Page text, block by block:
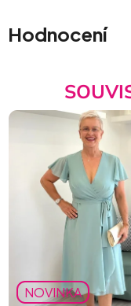
Hodnocení
NOVINKA